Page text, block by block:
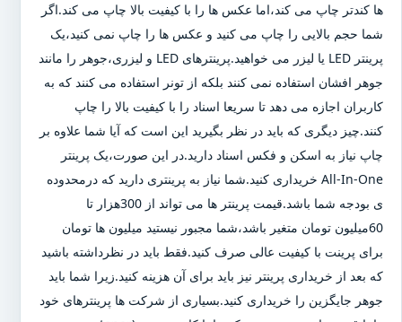
ها کندتر چاپ می کند،اما عکس ها را با کیفیت بالا چاپ می کند.اگر
شما حجم بالایی را چاپ می کنید و عکس ها را چاپ نمی کنید،یک
پرینتر LED یا لیزر می خواهید.پرینترهای LED و لیزری،جوهر را مانند
جوهر افشان استفاده نمی کنند بلکه از تونر استفاده می کنند که به
کاربران اجازه می دهد تا سریعا اسناد را با کیفیت بالا را چاپ
کنند.چیز دیگری که باید در نظر بگیرید این است که آیا شما علاوه بر
چاپ نیاز به اسکن و فکس اسناد دارید.در این صورت،یک پرینتر
All-In-One خریداری کنید.شما نیاز به پرینتری دارید که درمحدوده
ی بودجه شما باشد.قیمت پرینتر ها می تواند از 300هزار تا
60میلیون تومان متغیر باشد،شما مجبور نیستید میلیون ها تومان
برای پرینت با کیفیت عالی صرف کنید.فقط باید در نظرداشته باشید
که بعد از خریداری پرینتر نیز باید برای آن هزینه کنید.زیرا شما باید
جوهر جایگزین را خریداری کنید.بسیاری از شرکت ها پرینترهای خود